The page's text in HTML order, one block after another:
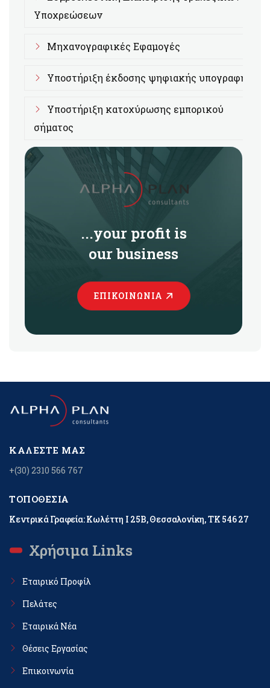
Υποχρεώσεων
Μηχανογραφικές Εφαμογές
Υποστήριξη έκδοσης ψηφιακής υπογραφής
Υποστήριξη κατοχύρωσης εμπορικού
σήματος
...your profit is
our business
ΕΠΙΚΟΙΝΩΝΊΑ
ΚΑΛΈΣΤΕ ΜΑΣ
+(30) 2310 566 767
ΤΟΠΟΘΕΣΊΑ
Κεντρικά Γραφεία: Κωλέττη Ι 25Β, Θεσσαλονίκη, ΤΚ 546 27
Χρήσιμα Links
Εταιρικό Προφίλ
Πελάτες
Εταιρικά Νέα
Θέσεις Εργασίας
Επικοινωνία